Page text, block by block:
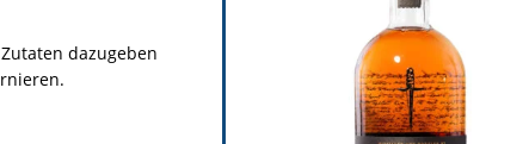
dazugeben